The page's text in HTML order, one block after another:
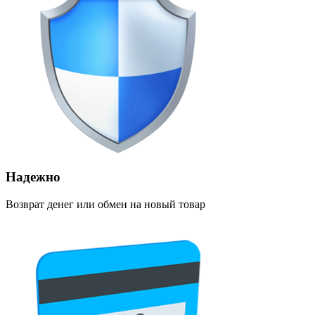
Надежно
Возврат денег или обмен на новый товар